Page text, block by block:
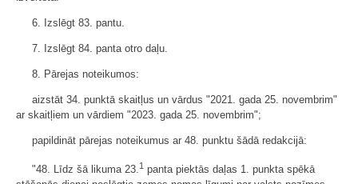
6. Izslēgt 83. pantu.
7. Izslēgt 84. panta otro daļu.
8. Pārejas noteikumos:
aizstāt 34. punktā skaitļus un vārdus "2021. gada 25. novembrim"
ar skaitļiem un vārdiem "2023. gada 25. novembrim";
papildināt pārejas noteikumus ar 48. punktu šādā redakcijā:
"48. Līdz šā likuma 23.1 panta piektās daļas 1. punkta spēkā